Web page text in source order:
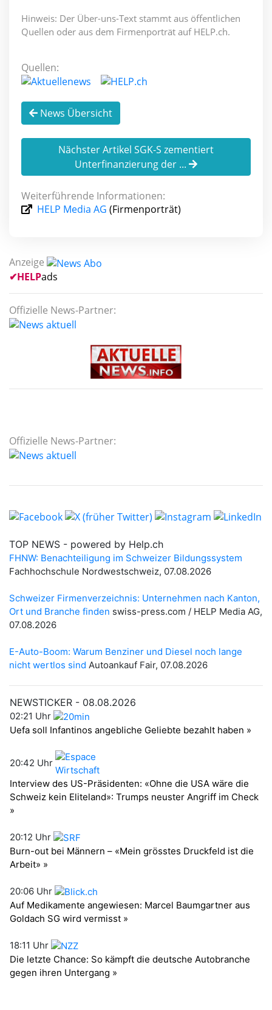
Hinweis: Der Über-uns-Text stammt aus öffentlichen
Quellen oder aus dem Firmenporträt auf HELP.ch.
Quellen:
News Übersicht
Nächster Artikel SGK-S zementiert
Unterfinanzierung der ...
Weiterführende Informationen:
HELP Media AG (Firmenporträt)
Anzeige
✔HELPads
Offizielle News-Partner:
Offizielle News-Partner: